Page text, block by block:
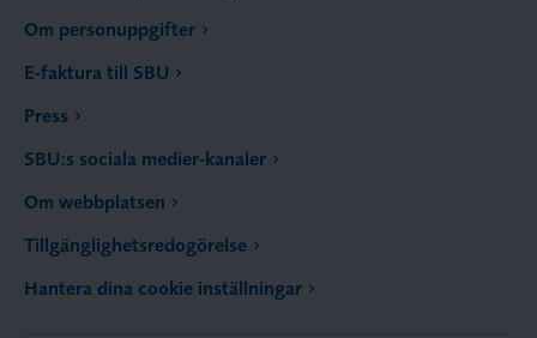
Om personuppgifter
E-faktura till SBU
Press
SBU:s sociala medier-kanaler
Om webbplatsen
Tillgänglighetsredogörelse
Hantera dina cookie inställningar